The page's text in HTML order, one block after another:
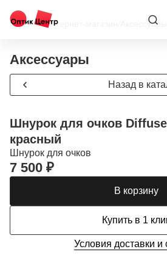
Главная/Интернет-магазин
Аксессуары
Назад в
Шнурок для очков
красный
Шнурок для очков
7 500 ₽
В корзину
Купить в 1
Условия доставки и